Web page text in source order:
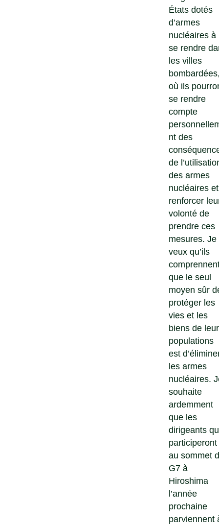
États dotés
d’armes
nucléaires à
se rendre
les villes
où ils
se rendre
compte
nt des
de
des armes
nucléaires et
renforcer
volonté de
prendre ces
mesures. Je
veux qu’ils
que le seul
moyen sûr
protéger les
vies et les
biens de
populations
est
les armes
nucléaires.
souhaite
ardemment
que les
dirigeants
participeront
au sommet
G7 à
Hiroshima
l’année
prochaine
parviennent